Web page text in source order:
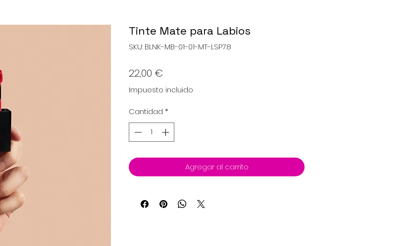
Tinte Mate para Labios
SKU: BLNK-MB-01-01-MT-LSP78
22,00 €
Impuesto incluido
Cantidad *
Agregar al carrito